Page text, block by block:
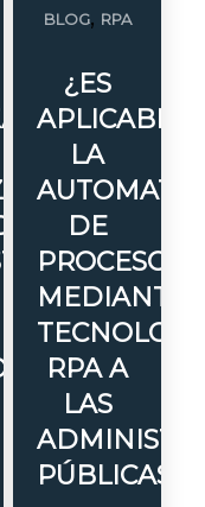
BLOG, RPA
¿ES
APLICABLE
LA
DE
PROCESOS
MEDIANTE
RPA A
LAS
PÚBLICAS?